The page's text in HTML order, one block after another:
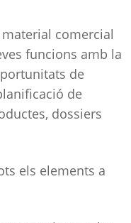
comercial
funcions amb la
de
de
dossiers
els elements a